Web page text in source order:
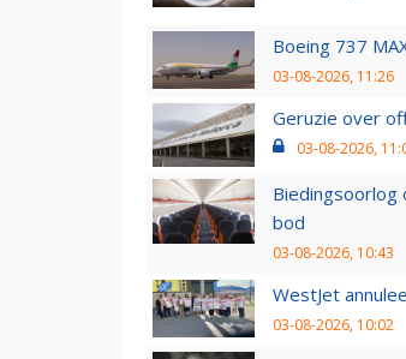
Boeing 737
03-08-2026, 11:26
Geruzie over
03-08-2026,
Biedingsoorlog
bod
03-08-2026, 10:43
WestJet
03-08-2026, 10:02